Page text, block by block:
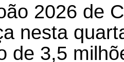
2026 de
nesta
de 3,5